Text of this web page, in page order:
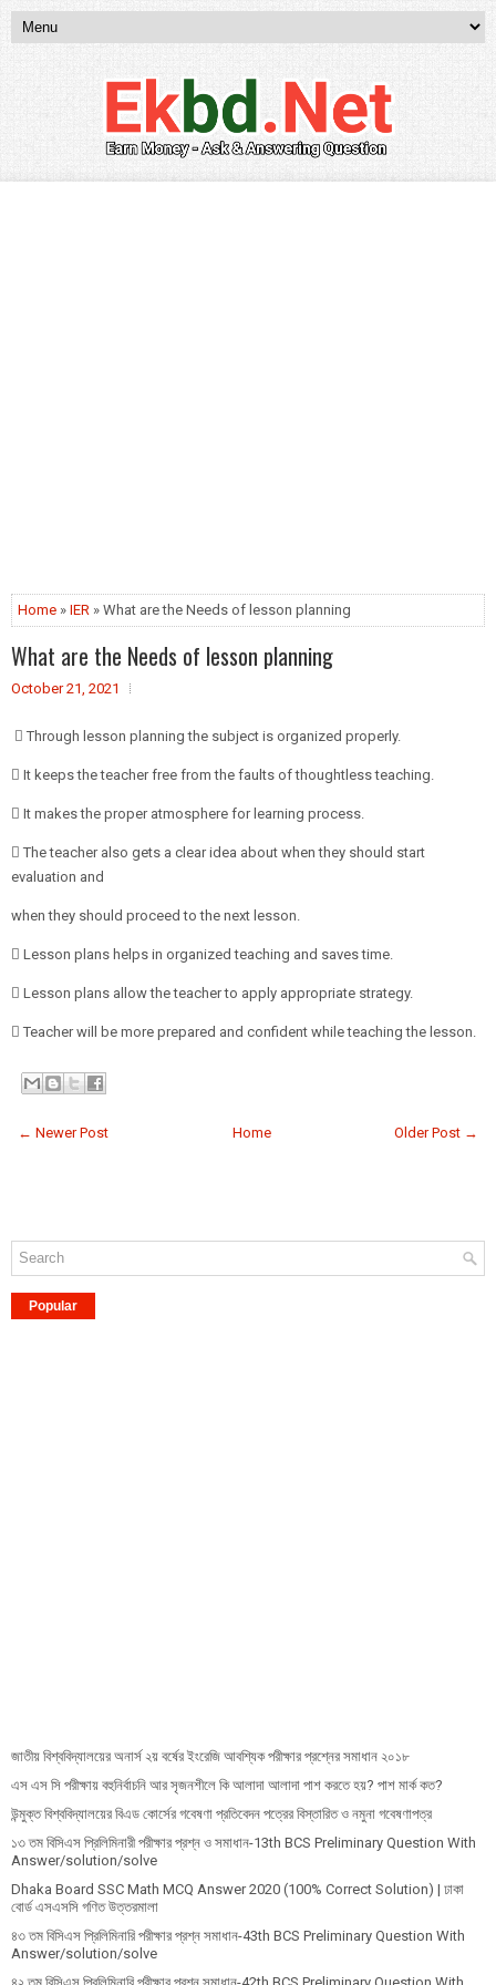
Home » IER » What are the Needs of lesson planning
What are the Needs of lesson planning
October 21, 2021
 Through lesson planning the subject is organized properly.
 It keeps the teacher free from the faults of thoughtless teaching.
 It makes the proper atmosphere for learning process.
 The teacher also gets a clear idea about when they should start
evaluation and
when they should proceed to the next lesson.
 Lesson plans helps in organized teaching and saves time.
 Lesson plans allow the teacher to apply appropriate strategy.
 Teacher will be more prepared and confident while teaching the lesson.
← Newer Post Older Post →
Home
Popular
জাতীয় বিশ্ববিদ্যালয়ের অনার্স ২য় বর্ষের ইংরেজি আবশ্যিক পরীক্ষার প্রশ্নের সমাধান ২০১৮
এস এস সি পরীক্ষায় বহুনির্বাচনি আর সৃজনশীলে কি আলাদা আলাদা পাশ করতে হয়? পাশ মার্ক কত?
উন্মুক্ত বিশ্ববিদ্যালয়ের বিএড কোর্সের গবেষণা প্রতিবেদন পত্রের বিস্তারিত ও নমুনা গবেষণাপত্র
১৩ তম বিসিএস প্রি‌লি‌মিনারী পরীক্ষার প্রশ্ন ও সমাধান-13th BCS Preliminary Question With
Answer/solution/solve
Dhaka Board SSC Math MCQ Answer 2020 (100% Correct Solution) | ঢাকা
বোর্ড এসএসসি গণিত উত্তরমালা
৪৩ তম বিসিএস প্রিলিমিনারি পরীক্ষার প্রশ্ন সমাধান-43th BCS Preliminary Question With
Answer/solution/solve
৪২ তম বিসিএস প্রিলিমিনারি পরীক্ষার প্রশ্ন সমাধান-42th BCS Preliminary Question With